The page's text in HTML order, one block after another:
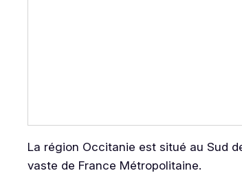
La région Occitanie est situé au Sud
vaste de France Métropolitaine.